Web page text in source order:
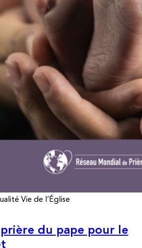
Vie de l’Église
du pape pour le